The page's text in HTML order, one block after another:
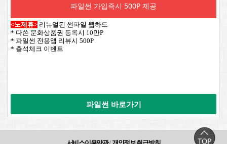
파일썬 가입즉시 500P 제공
<노제휴> 리뉴얼된 썬파일 웹하드
* 다쓴 문화상품권 등록시 10만P
* 파일썬 전용앱 리뷰시 500P
* 출석체크 이벤트
파일썬 바로가기